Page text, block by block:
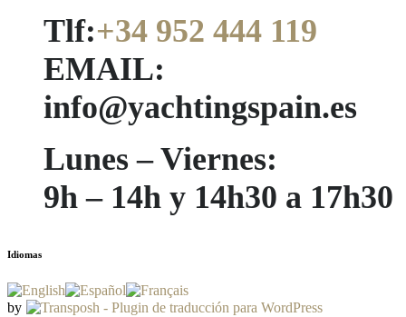
Tlf:+34 952 444 119
EMAIL:
info@yachtingspain.es
Lunes – Viernes:
9h – 14h y 14h30 a 17h30
Idiomas
by